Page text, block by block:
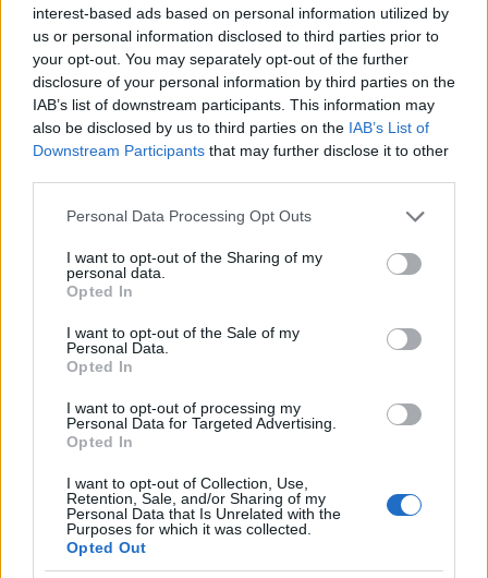
interest-based ads based on personal information utilized by
us or personal information disclosed to third parties prior to
your opt-out. You may separately opt-out of the further
disclosure of your personal information by third parties on the
IAB’s list of downstream participants. This information may
also be disclosed by us to third parties on the IAB’s List of
Downstream Participants that may further disclose it to other
Please note that this website/app uses one or more Google
not limited to your visit or usage behaviour. You may click to
grant or deny consent to Google and its third-party tags to
use your data for below specified purposes in below Google
consent section.
Personal Data Processing Opt Outs
I want to opt-out of the Sharing of my
personal data.
Opted In
I want to opt-out of the Sale of my
Personal Data.
Opted In
I want to opt-out of processing my
Personal Data for Targeted Advertising.
Opted In
I want to opt-out of Collection, Use,
Retention, Sale, and/or Sharing of my
Personal Data that Is Unrelated with the
Purposes for which it was collected.
Opted Out